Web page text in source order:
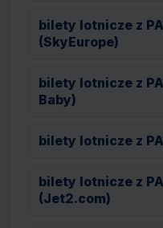
bilety lotnicze z
(SkyEurope)
bilety lotnicze z
Baby)
bilety lotnicze z
bilety lotnicze z
(Jet2.com)